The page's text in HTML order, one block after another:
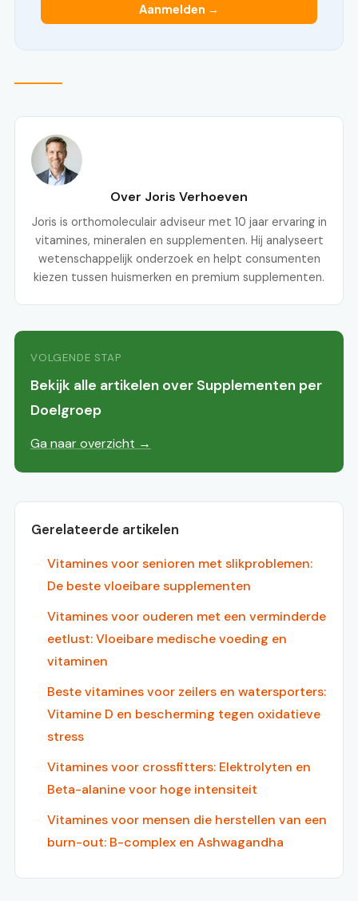
Aanmelden →
Over Joris Verhoeven
Joris is orthomoleculair adviseur met 10 jaar ervaring in
vitamines, mineralen en supplementen. Hij analyseert
wetenschappelijk onderzoek en helpt consumenten
kiezen tussen huismerken en premium supplementen.
VOLGENDE STAP
Bekijk alle artikelen over Supplementen per
Doelgroep
Ga naar overzicht →
Gerelateerde artikelen
Vitamines voor senioren met slikproblemen:
De beste vloeibare supplementen
Vitamines voor ouderen met een verminderde
eetlust: Vloeibare medische voeding en
vitaminen
Beste vitamines voor zeilers en watersporters:
Vitamine D en bescherming tegen oxidatieve
stress
Vitamines voor crossfitters: Elektrolyten en
Beta-alanine voor hoge intensiteit
Vitamines voor mensen die herstellen van een
burn-out: B-complex en Ashwagandha